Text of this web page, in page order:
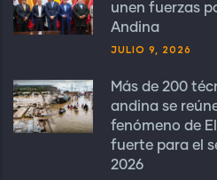
unen fuerzas
Andina
JULIO 9, 2026
Más de 200
andina se
fenómeno de
fuerte para el
2026